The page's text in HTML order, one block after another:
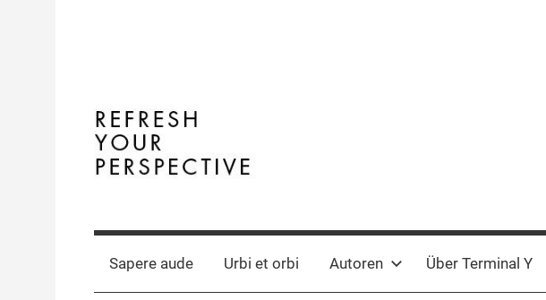
Terminal
Y
Digital
Business
Sapere aude Urbi et orbi Autoren Über Terminal Y